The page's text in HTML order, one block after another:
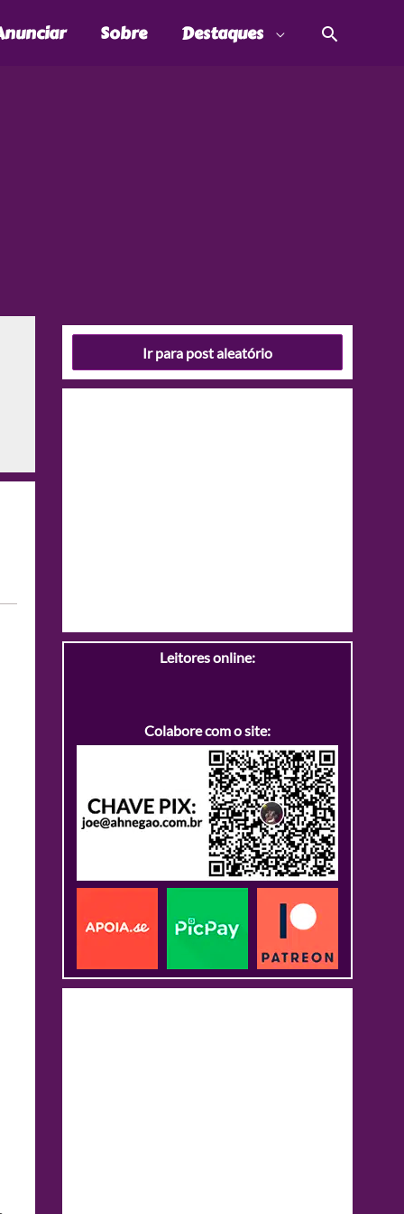
Sobre Destaques
Ir para post aleatório
Leitores online:
Colabore com o site: